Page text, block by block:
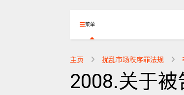
菜单
主页 扰乱市场秩序罪法规
2008.关于